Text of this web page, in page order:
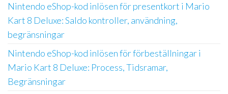
Nintendo eShop-kod inlösen för presentkort i Mario
Kart 8 Deluxe: Saldo kontroller, användning,
begränsningar
Nintendo eShop-kod inlösen för förbeställningar i
Mario Kart 8 Deluxe: Process, Tidsramar,
Begränsningar